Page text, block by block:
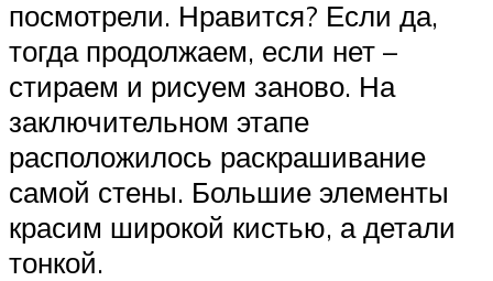
посмотрели. Нравится? Если да,
тогда продолжаем, если нет –
стираем и рисуем заново. На
заключительном этапе
расположилось раскрашивание
самой стены. Большие элементы
красим широкой кистью, а детали
тонкой.